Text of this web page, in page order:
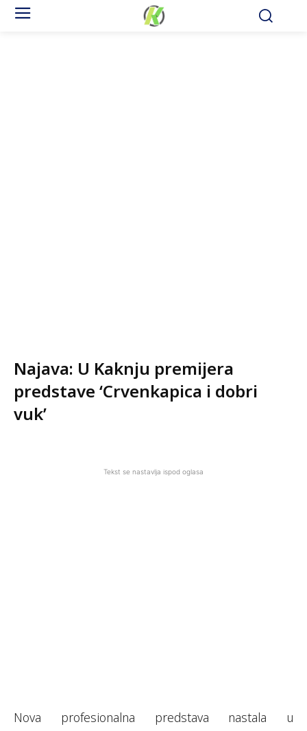
Najava: U Kaknju premijera
predstave ‘Crvenkapica i dobri
vuk’
Tekst se nastavlja ispod oglasa
Nova profesionalna predstava nastala u